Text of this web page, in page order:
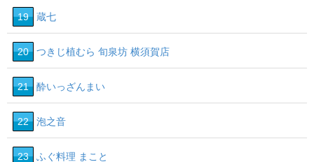
19 蔵七
20 つきじ植むら 旬泉坊 横須賀店
21 酔いっざんまい
22 泡之音
23 ふぐ料理 まこと